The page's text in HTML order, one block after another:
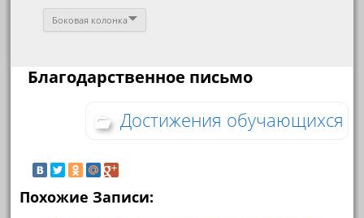
Боковая колонка
Благодарственное письмо
Достижения обучающихся
Похожие Записи: